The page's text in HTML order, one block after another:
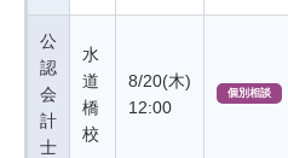
公
認
会
計
士
水
道
橋
校
8/20(木)
12:00
個別相談